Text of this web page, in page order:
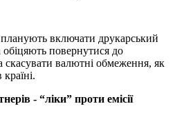
включати друкарський
обіцяють повернутися до
скасувати валютні обмеження, як
- “ліки” проти емісії